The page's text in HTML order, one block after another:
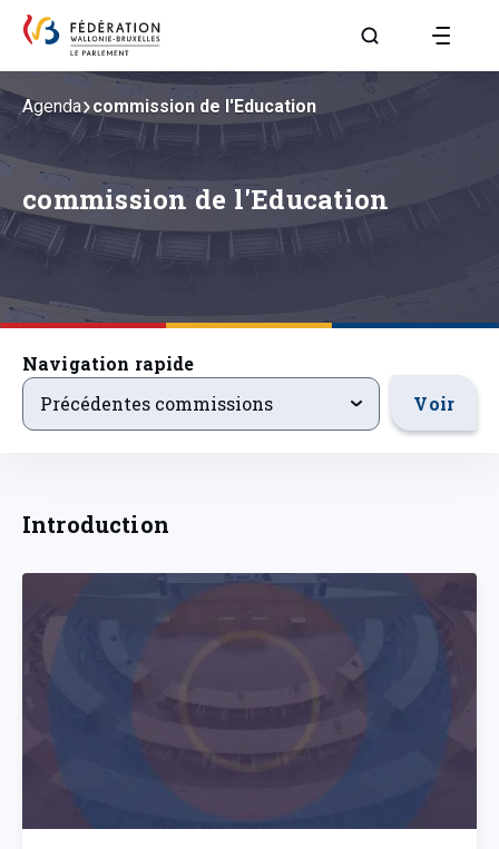
Aller à la page
commission de l'Education
Agenda commission de l'Education
Navigation rapide
precedentsevenements
Précédentes commissions Voir
Introduction